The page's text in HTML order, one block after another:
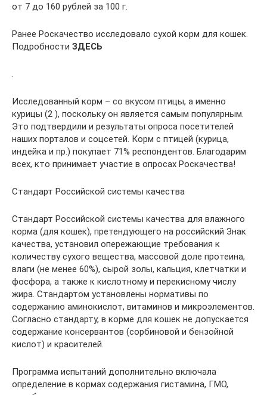
от 7 до 160 рублей за 100 г.
Ранее Роскачество исследовало сухой корм для кошек.
Подробности ЗДЕСЬ
.
Исследованный корм – со вкусом птицы, а именно
курицы (2 ), поскольку он является самым популярным.
Это подтвердили и результаты опроса посетителей
наших порталов и соцсетей. Корм с птицей (курица,
индейка и пр.) покупает 71% респондентов. Благодарим
всех, кто принимает участие в опросах Роскачества!
Стандарт Российской системы качества
Стандарт Российской системы качества для влажного
корма (для кошек), претендующего на российский Знак
качества, установил опережающие требования к
количеству сухого вещества, массовой доле протеина,
влаги (не менее 60%), сырой золы, кальция, клетчатки и
фосфора, а также к кислотному и перекисному числу
жира. Стандартом установлены нормативы по
содержанию аминокислот, витаминов и микроэлементов.
Согласно стандарту, в корме для кошек не допускается
содержание консервантов (сорбиновой и бензойной
кислот) и красителей.
Программа испытаний дополнительно включала
определение в кормах содержания гистамина, ГМО,